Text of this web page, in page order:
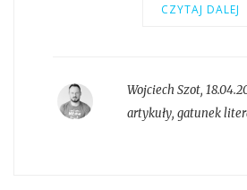
CZYTAJ DALEJ
Wojciech Szot,
artykuły, gatunek